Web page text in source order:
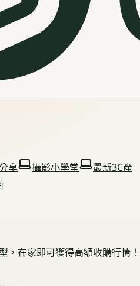
享 攝影小學堂
最新3C產
，在家即可獲得高額收購行情！